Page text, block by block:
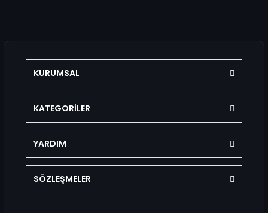
KURUMSAL
KATEGORİLER
YARDIM
SÖZLEŞMELER